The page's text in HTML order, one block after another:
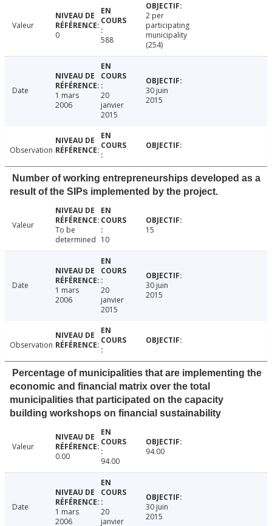
Valeur
0
588
2 per
participating
municipality
(254)
Date
1 mars
2006
20
janvier
2015
30 juin
2015
Observation
Number of working entrepreneurships developed as a
result of the SIPs implemented by the project.
Valeur
To be
determined 10
15
Date
1 mars
2006
20
janvier
2015
30 juin
2015
Observation
Percentage of municipalities that are implementing the
economic and financial matrix over the total
municipalities that participated on the capacity
building workshops on financial sustainability
Valeur
0.00
94.00
94.00
Date
1 mars
2006
20
janvier
30 juin
2015